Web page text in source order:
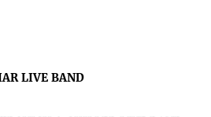
LIVE BAND